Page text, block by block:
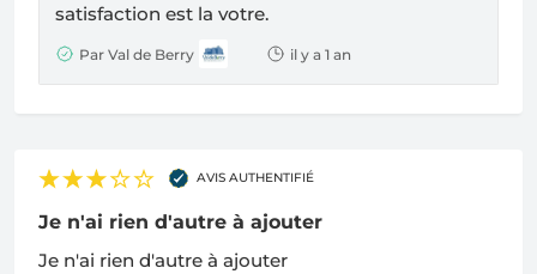
satisfaction est la votre.
Par Val de Berry il y a 1 an
AVIS AUTHENTIFIÉ
Je n'ai rien d'autre à ajouter
Je n'ai rien d'autre à ajouter